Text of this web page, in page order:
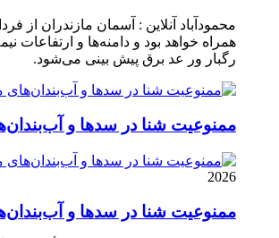
محمودآباد آنلاین : آسمان مازندران از
همراه خواهد بود و دامنه‌ها و ارتفاعات
رگبار ور عد برق پیش بینی می‌شود.
ممنوعیت شنا در سدها و
2026
ممنوعیت شنا در سدها و